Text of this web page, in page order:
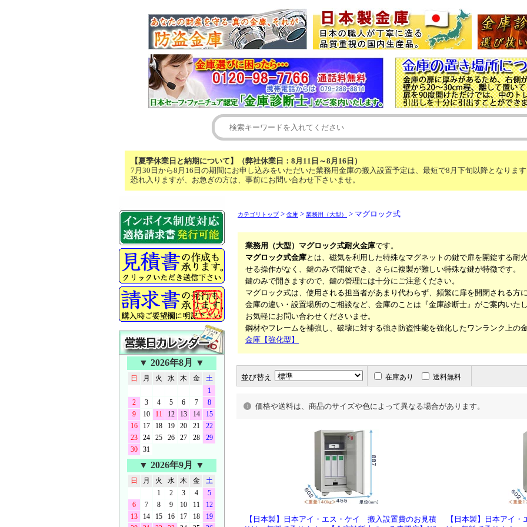
【夏季休業日と納期について】（弊社休業日：8月11日～8月16日）
7月30日から8月16日の期間にお申し込みをいただいた業務用金庫の搬入設置予定は、最短で8月下旬以降となりま
恐れ入りますが、お急ぎの方は、事前にお問い合わせ下さいませ。
▼ 2026年8月 ▼
日 月 火 水 木 金
土
1
2
3 4 5 6 7
8
9
10 11 12 13 14
15
16
17 18 19 20 21
22
23
24 25 26 27 28
29
30
31
▼ 2026年9月 ▼
日 月 火 水 木 金
土
1
2 3 4
5
6
7 8 9 10 11
12
13
14 15 16 17 18
19
カテゴリトップ> 金庫 > 業務用（大型） > マグロック式
業務用（大型）マグロック式耐火金庫です。
マグロック式金庫とは、磁気を利用した特殊なマグネットの鍵で扉を開錠する耐
せる操作がなく、鍵のみで開錠でき、さらに複製が難しい特殊な鍵が特徴です。
鍵のみで開きますので、鍵の管理には十分にご注意ください。
マグロック式は、使用される担当者があまり代わらず、頻繁に扉を開閉される方
金庫の違い・設置場所のご相談など、金庫のことは『金庫診断士』がご案内いた
お気軽にお問い合わせくださいませ。
鋼材やフレームを補強し、破壊に対する強さ防盗性能を強化したワンランク上の
金庫【強化型】
並び替え 在庫あり 送料無料
価格や送料は、商品のサイズや色によって異なる場合があります。
【日本製】日本アイ・エス・ケイ 搬入設置費のお見積
【日本製】日本アイ